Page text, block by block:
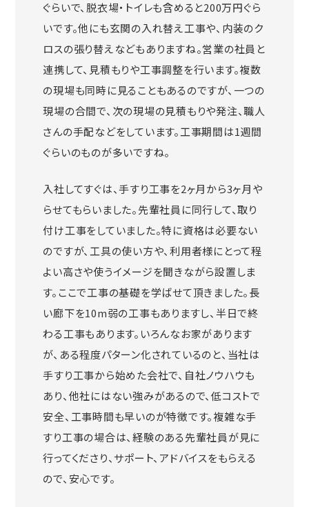
ぐらいで、脱衣場・トイレも含めると200万円ぐら
いです。他にも玄関の入れ替え工事や、内装のク
ロスの張り替えなどもありますね。営業の社員と
連携して、見積もりや工事調整を行います。複数
の現場も同時に見ることもあるのですが、一つの
現場の合間で、次の現場の見積もりや発注、職人
さんの手配などをしています。工事期間は1週間
ぐらいのものが多いですね。
入社してすぐは、手すり工事を2ヶ月から3ヶ月や
らせてもらいました。先輩社員に同行して、取り
付け工事をしていました。特に資格は必要ない
のですが、工具の使い方や、利用者様にとって程
よい高さや使うイメージを聞きながら設置しま
す。ここで工事の基礎を学ばせて頂きました。長
い廊下を10m弱の工事もありますし、半日で終
わる工事もあります。いろんなお家があります
が、ある程度パターン化されているのと、当社は
手すり工事から始めた会社で、自社ノウハウも
あり、他社にはない強みがあるので、低コストで
安全、工事時間も早いのが特徴です。複雑な手
すり工事の場合は、経験のある先輩社員が見に
行ってくださり、サポート、アドバイスをもらえる
ので、安心です。